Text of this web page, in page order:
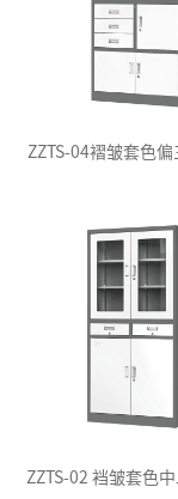
ZZTS-04褶皱套色
ZZTS-02 裆皱套色